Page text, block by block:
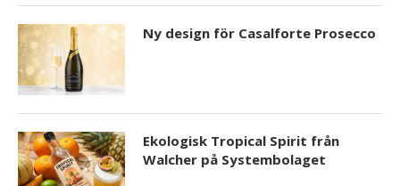
Ny design för Casalforte Prosecco
Ekologisk Tropical Spirit från
Walcher på Systembolaget